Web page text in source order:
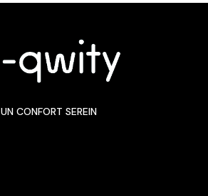
UN CONFORT SEREIN